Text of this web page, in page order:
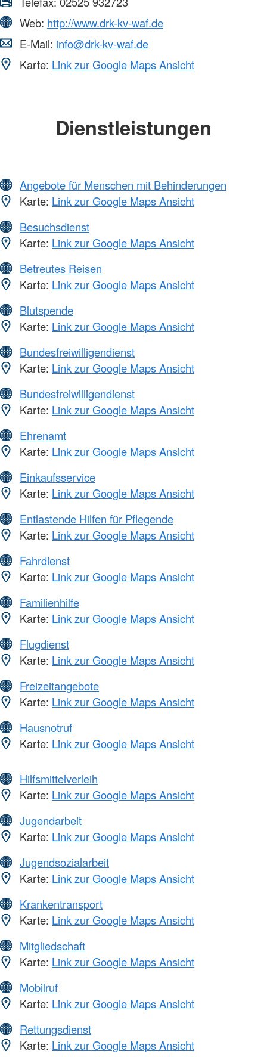
Web: http://www.drk-kv-waf.de
E-Mail: info@drk-kv-waf.de
Karte: Link zur Google Maps Ansicht
Dienstleistungen
Angebote für Menschen mit Behinderungen
Karte: Link zur Google Maps Ansicht
Besuchsdienst
Karte: Link zur Google Maps Ansicht
Betreutes Reisen
Karte: Link zur Google Maps Ansicht
Blutspende
Karte: Link zur Google Maps Ansicht
Bundesfreiwilligendienst
Karte: Link zur Google Maps Ansicht
Bundesfreiwilligendienst
Karte: Link zur Google Maps Ansicht
Ehrenamt
Karte: Link zur Google Maps Ansicht
Einkaufsservice
Karte: Link zur Google Maps Ansicht
Entlastende Hilfen für Pflegende
Karte: Link zur Google Maps Ansicht
Fahrdienst
Karte: Link zur Google Maps Ansicht
Familienhilfe
Karte: Link zur Google Maps Ansicht
Flugdienst
Karte: Link zur Google Maps Ansicht
Freizeitangebote
Karte: Link zur Google Maps Ansicht
Hausnotruf
Karte: Link zur Google Maps Ansicht
Hilfsmittelverleih
Karte: Link zur Google Maps Ansicht
Jugendarbeit
Karte: Link zur Google Maps Ansicht
Jugendsozialarbeit
Karte: Link zur Google Maps Ansicht
Krankentransport
Karte: Link zur Google Maps Ansicht
Mitgliedschaft
Karte: Link zur Google Maps Ansicht
Mobilruf
Karte: Link zur Google Maps Ansicht
Rettungsdienst
Karte: Link zur Google Maps Ansicht